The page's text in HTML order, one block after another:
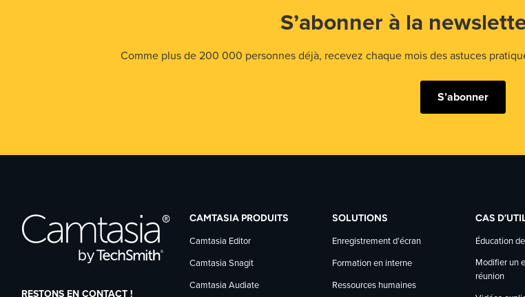
S’abonner à la
Comme plus de 200 000 personnes déjà, recevez chaque mois des astuces
S’abonner
RESTONS EN CONTACT !
CAMTASIA PRODUITS
Camtasia Editor
Camtasia Snagit
Camtasia Audiate
SOLUTIONS
Enregistrement d’écran
Formation en interne
Ressources humaines
CAS
Éducation
Modifier un
réunion